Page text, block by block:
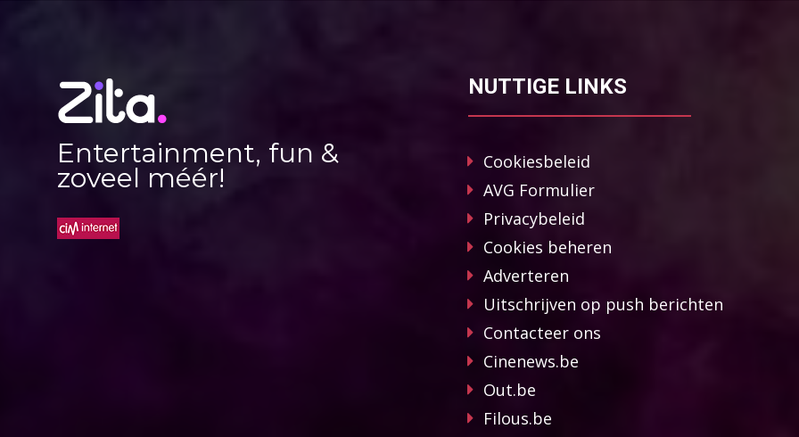
Entertainment, fun &
zoveel méér!
NUTTIGE LINKS
Cookiesbeleid
AVG Formulier
Privacybeleid
Cookies beheren
Adverteren
Uitschrijven op push berichten
Contacteer ons
Cinenews.be
Out.be
Filous.be